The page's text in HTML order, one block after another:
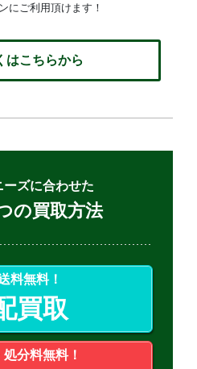
にご利用頂けます！
はこちらから
ーズに合わせた
の買取方法
料無料！
買取
分料無料！